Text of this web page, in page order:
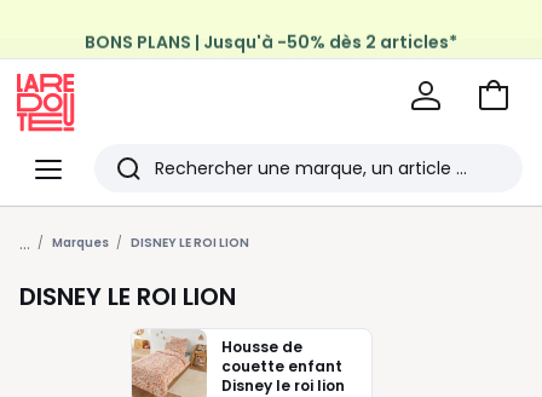
BONS PLANS | Jusqu'à -50% dès 2 articles*
Profitez de la livraison à domicile offerte*
Menu
Redoute
Rechercher
Les
derniers
articles
consultés
Aller
... Marques DISNEY LE ROI LION
DISNEY LE ROI LION
Housse de
couette enfant
Disney le roi lion